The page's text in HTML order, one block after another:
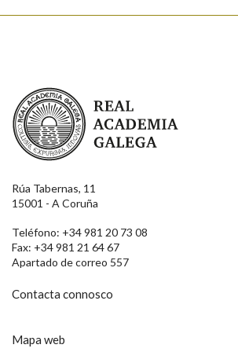
Real Academia Galega
Rúa Tabernas, 11
15001 - A Coruña
Teléfono: +34 981 20 73 08
Fax: +34 981 21 64 67
Apartado de correo 557
Contacta connosco
Mapa web